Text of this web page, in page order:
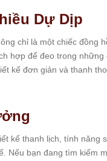
Dự Dịp
chỉ là một chiếc đồng
hợp để đeo trong
kế đơn giản và thanh
kế thanh lịch, tính năng
Nếu bạn đang tìm kiếm